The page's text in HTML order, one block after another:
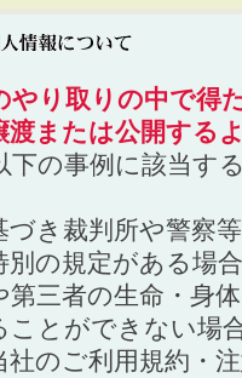
やり取りの中で得
渡または公開する
下の事例に該当す
づき裁判所や警察
別の規定がある場合
第三者の生命・身
ことができない場
社のご利用規約・